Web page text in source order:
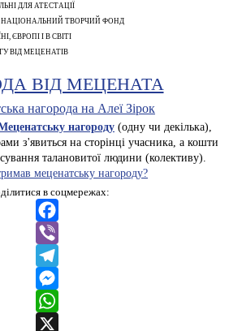
ДЛЯ АТЕСТАЦІЇ
НАЦІОНАЛЬНИЙ ТВОРЧИЙ ФОНД
ЄВРОПІ І В СВІТІ
ВІД МЕЦЕНАТІВ
ВІД МЕЦЕНАТА
нагороду (одну чи декілька),
з'явиться на сторінці учасника, а кошти
талановитої людини (колективу).
меценатську нагороду?
в соцмережах:
Facebook
Viber
Telegram
Messenger
WhatsApp